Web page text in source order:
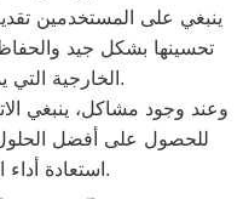
ينبغي على المستخدمين
تحسينها بشكل جيد
الخارجية التي يمكن أن تؤثر على أدائها.
للحصول على أفضل
استعادة أداء الأجهزة بأفضل حالاتها.